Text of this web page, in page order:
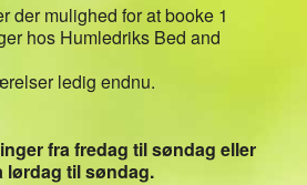
der mulighed for at booke 1
hos Humledriks Bed and
ledig endnu.
fra fredag til søndag eller
lørdag til søndag.